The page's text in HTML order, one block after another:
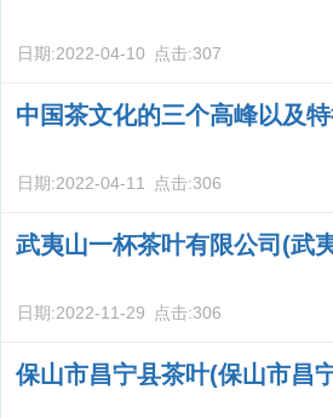
日期:2022-04-10 点击:307
中国茶文化的三个高峰以及
日期:2022-04-11 点击:306
武夷山一杯茶叶有限公司(武
日期:2022-11-29 点击:306
保山市昌宁县茶叶(保山市昌